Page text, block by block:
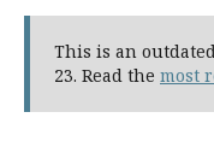
This is an
23. Read the most